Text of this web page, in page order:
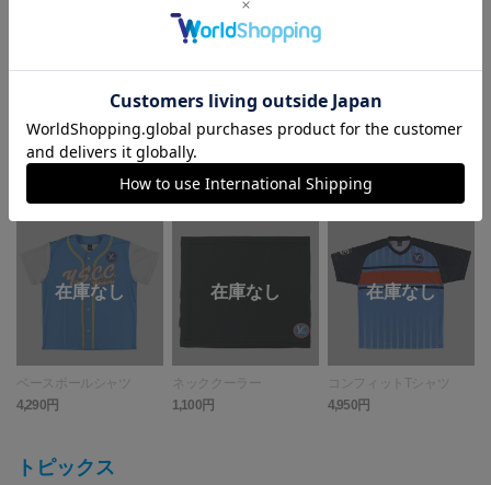
ランキング
ベースボールシャツ
4,290円
ネッククーラー
1,100円
コンフィットTシャツ
4,950円
トピックス